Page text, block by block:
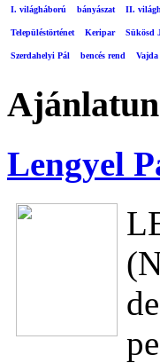
I. világháború bányászat II.
Településtörténet Keripar Sükösd
Szerdahelyi Pál bencés rend Vajda
Lengyel